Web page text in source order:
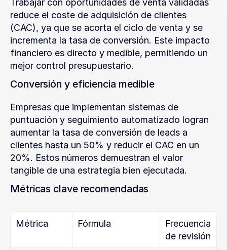
Trabajar con oportunidades de venta validadas
reduce el coste de adquisición de clientes
(CAC), ya que se acorta el ciclo de venta y se
incrementa la tasa de conversión. Este impacto
financiero es directo y medible, permitiendo un
mejor control presupuestario.
Conversión y eficiencia medible
Empresas que implementan sistemas de
puntuación y seguimiento automatizado logran
aumentar la tasa de conversión de leads a
clientes hasta un 50% y reducir el CAC en un
20%. Estos números demuestran el valor
tangible de una estrategia bien ejecutada.
Métricas clave recomendadas
Métrica Fórmula
Frecuencia
de revisión